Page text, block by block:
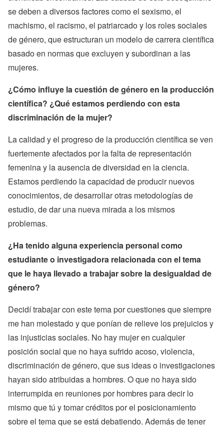
se deben a diversos factores como el sexismo, el
machismo, el racismo, el patriarcado y los roles sociales
de género, que estructuran un modelo de carrera científica
basado en normas que excluyen y subordinan a las
mujeres.
¿Cómo influye la cuestión de género en la producción
científica? ¿Qué estamos perdiendo con esta
discriminación de la mujer?
La calidad y el progreso de la producción científica se ven
fuertemente afectados por la falta de representación
femenina y la ausencia de diversidad en la ciencia.
Estamos perdiendo la capacidad de producir nuevos
conocimientos, de desarrollar otras metodologías de
estudio, de dar una nueva mirada a los mismos
problemas.
¿Ha tenido alguna experiencia personal como
estudiante o investigadora relacionada con el tema
que le haya llevado a trabajar sobre la desigualdad de
género?
Decidí trabajar con este tema por cuestiones que siempre
me han molestado y que ponían de relieve los prejuicios y
las injusticias sociales. No hay mujer en cualquier
posición social que no haya sufrido acoso, violencia,
discriminación de género, que sus ideas o investigaciones
hayan sido atribuidas a hombres. O que no haya sido
interrumpida en reuniones por hombres para decir lo
mismo que tú y tomar créditos por el posicionamiento
sobre el tema que se está debatiendo. Además de tener